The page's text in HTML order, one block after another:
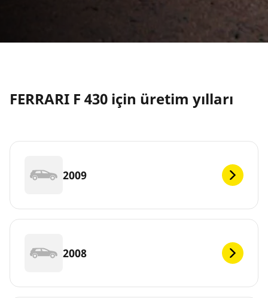
FERRARI F 430 için üretim yılları
2009
2008